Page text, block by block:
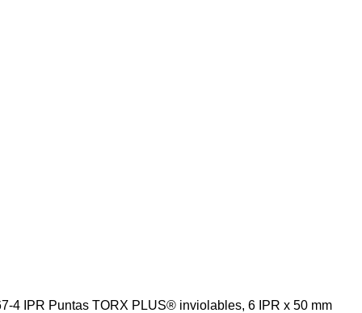
4 IPR Puntas TORX PLUS® inviolables, 6 IPR x 50 mm